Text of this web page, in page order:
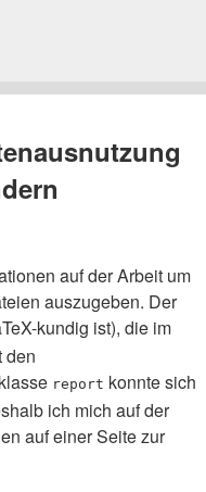
auf der Arbeit um
auszugeben. Der
kundig ist), die im
den
report konnte sich
ich mich auf der
auf einer Seite zur